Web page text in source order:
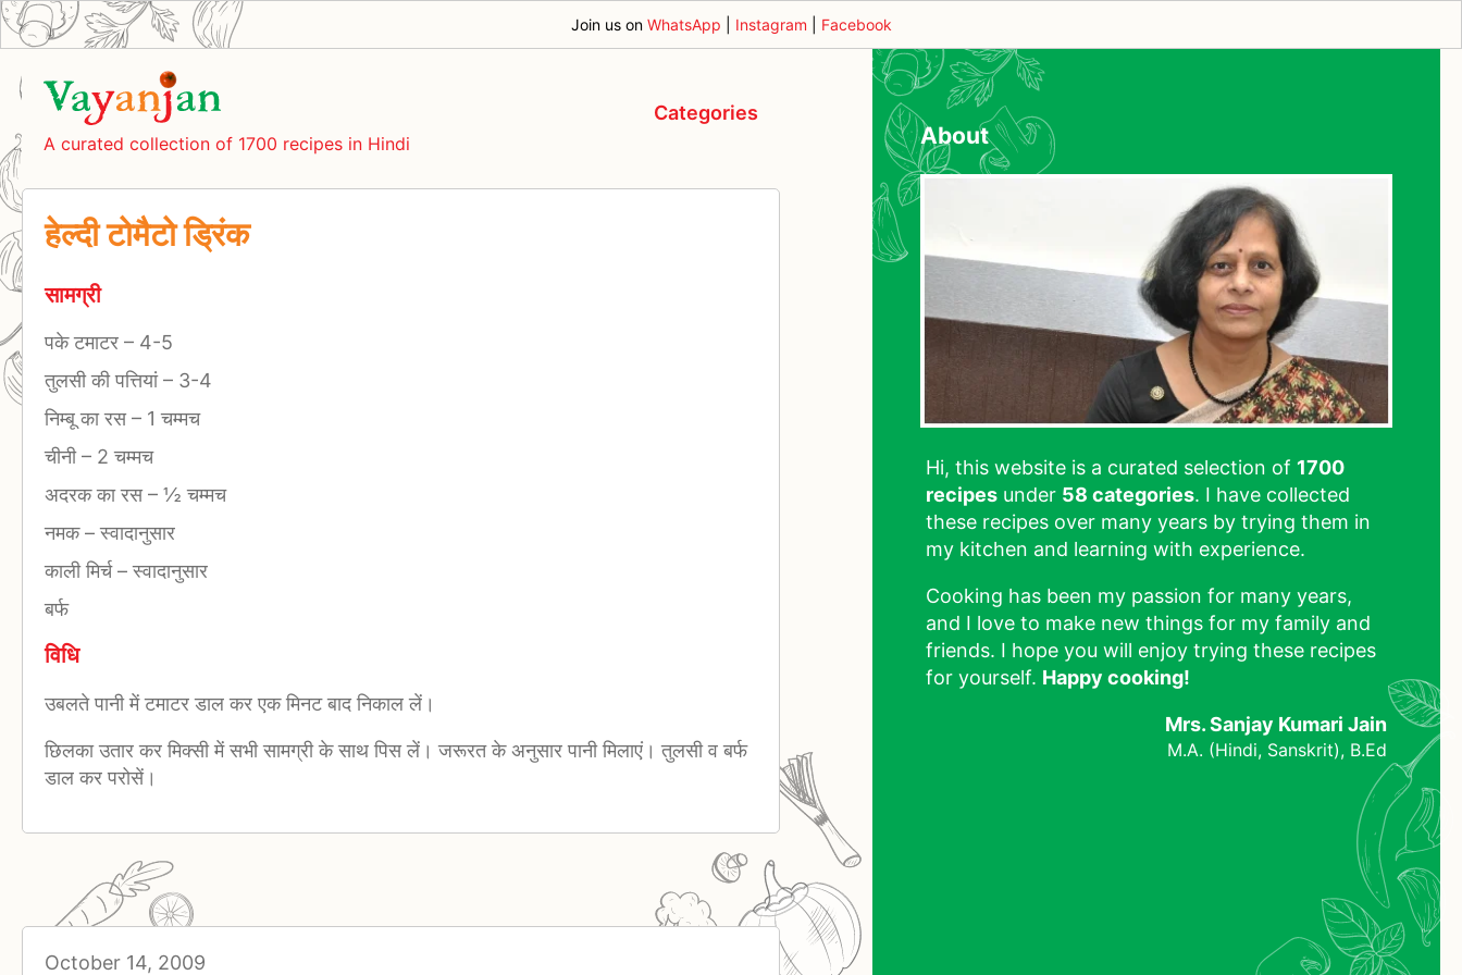
Join us on WhatsApp Instagram Facebook
A curated collection of 1700 recipes in Hindi
Categories
हेल्दी टोमैटो ड्रिंक
सामग्री
पके टमाटर – 4-5
तुलसी की पत्तियां– 3-4
निम्बू का रस– 1 चम्मच
चीनी– 2 चम्मच
अदरक का रस– ½ चम्मच
नमक–स्वादानुसार
काली मिर्च–स्वादानुसार
बर्फ
विधि
उबलते पानी में टमाटर डाल कर एक मिनट बाद निकाल लें।
छिलका उतार कर मिक्सी में सभी सामग्री के साथ पिस लें। जरूरत के अनुसार पानी मिलाएं। तुलसी व बर्फ
डाल कर परोसें।
October 14, 2009
About
Hi, this website is a curated selection of 1700
recipes under 58 categories. I have collected
these recipes over many years by trying them in
my kitchen and learning with experience.
Cooking has been my passion for many years,
and I love to make new things for my family and
friends. I hope you will enjoy trying these recipes
for yourself. Happy cooking!
Mrs. Sanjay Kumari Jain
M.A. (Hindi, Sanskrit), B.Ed